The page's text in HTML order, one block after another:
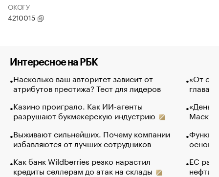
ОКОГУ
4210015
Интересное на РБК
Насколько ваш авторитет зависит от
атрибутов престижа? Тест для лидеров
Казино проиграло. Как ИИ-агенты
разрушают букмекерскую индустрию
Выживают сильнейших. Почему компании
избавляются от лучших сотрудников
Как банк Wildberries резко нарастил
кредиты селлерам до атак на склады
«От
глава
Маск в
основ
ЕС
нефти